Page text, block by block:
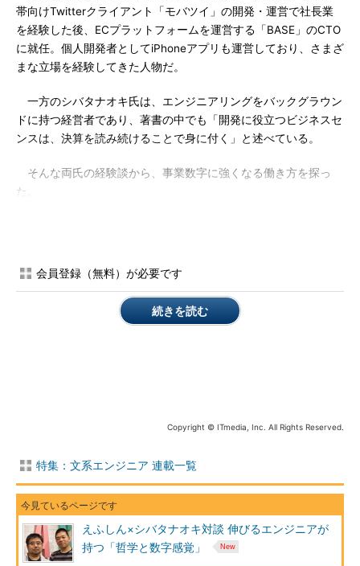
帯向けTwitterクライアント「モバツイ」の開発・運営で社長業
を経験した後、ECプラットフォームを運営する「BASE」のCTO
に就任。個人開発者としてiPhoneアプリも運営しており、さまざ
まな立場を経験してきた人物だ。
一方のシバタナオキ氏は、エンジニアリングをバックグラウン
ドに持つ経営者であり、著書の中でも「開発に役立つビジネスセ
ンスは、決算を読み続けることで身に付く」と述べている。
そんな両氏の経験談から、事業数字に強くなる働き方を探っ
た。
FA装置メーカー、Web制作のベンチャーを経て、2006年に
witterクライアント「モバツイ」の開発・運営を個人で開始
塾大学大学院メディアデザイン研究科博士課程を単位取得満
期退学、2018年1月に博士（メディアデザイン学）取得、同
学科研究員。
会員登録（無料）が必要です
続きを読む
Copyright © ITmedia, Inc. All Rights Reserved.
特集：文系エンジニア 連載一覧
えふしん×シバタナオキ対談 伸びるエンジニアが
持つ「哲学と数字感覚」